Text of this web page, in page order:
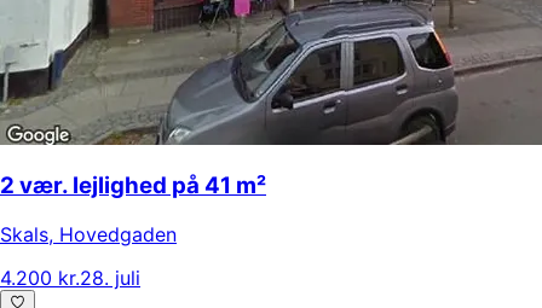
2 vær. lejlighed på 41 m²
Skals, Hovedgaden
4.200 kr.28. juli